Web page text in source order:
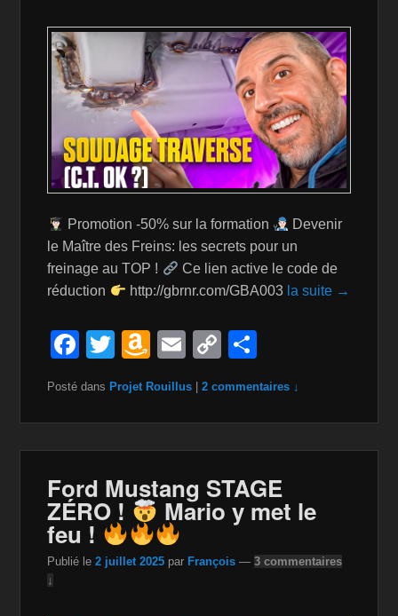
st
Promotion -50% sur la formation
Devenir
le Maître des Freins: les secrets pour un
freinage au TOP !
Ce lien active le code de
réduction
http://gbrnr.com/GBA003 la suite →
F
a
c
e
b
o
o
k
T
wi
tt
er
A
m
a
z
o
n
W
is
h
E
m
ail
C
p
y
Li
n
k
ar
ta
g
er
Posté dans Projet Rouillus |2 commentaires ↓
Ford Mustang STAGE
ZÉRO ! Mario y met le
feu !
Publié le2 juillet 2025 par François —3 commentaires
↓